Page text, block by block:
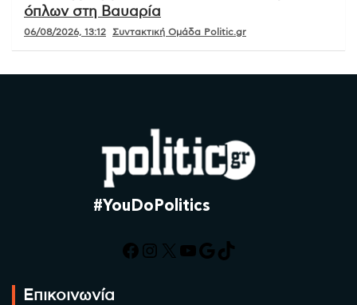
όπλων στη Βαυαρία
06/08/2026, 13:12 Συντακτική Ομάδα Politic.gr
#YouDoPolitics
Facebook
Instagram
X YouTube
Google
TikTok
Επικοινωνία